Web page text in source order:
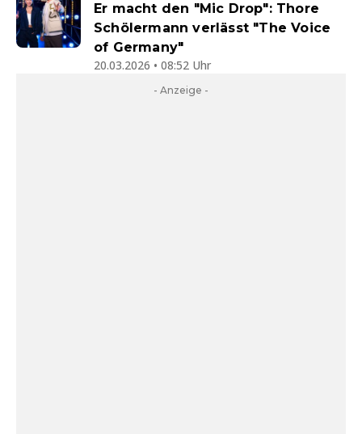
Er macht den "Mic Drop": Thore
Schölermann verlässt "The Voice
of Germany"
20.03.2026 • 08:52 Uhr
- Anzeige -